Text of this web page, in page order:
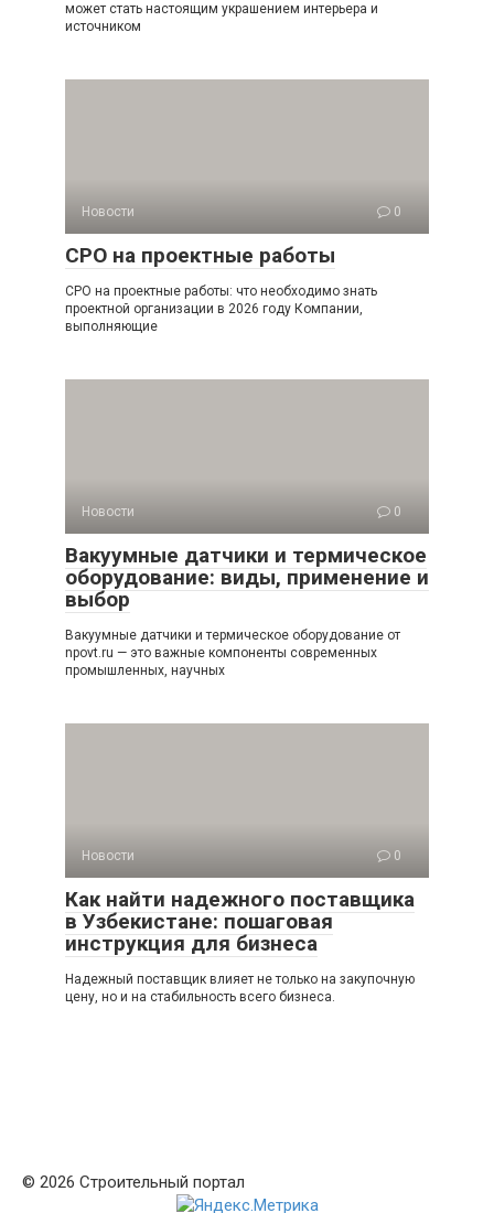
может стать настоящим украшением интерьера и
источником
Новости 0
СРО на проектные работы
СРО на проектные работы: что необходимо знать
проектной организации в 2026 году Компании,
выполняющие
Новости 0
Вакуумные датчики и термическое
оборудование: виды, применение и
выбор
Вакуумные датчики и термическое оборудование от
npovt.ru — это важные компоненты современных
промышленных, научных
Новости 0
Как найти надежного поставщика
в Узбекистане: пошаговая
инструкция для бизнеса
Надежный поставщик влияет не только на закупочную
цену, но и на стабильность всего бизнеса.
© 2026 Строительный портал